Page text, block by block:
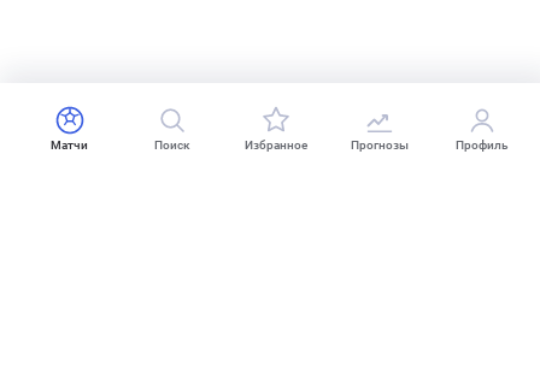
Матчи Поиск Избранное Прогнозы Профиль